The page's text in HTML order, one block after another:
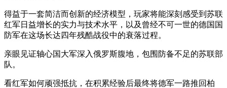
得益于一套简洁而创新的经济模型，玩家将能深刻感受到苏联
红军日益增长的实力与技术水平，以及曾经不可一世的德国国
防军在这场长达四年残酷战役中的衰落过程。
亲眼见证轴心国大军深入俄罗斯腹地，包围防备不足的苏联部
队。
看红军如何顽强抵抗，在积累经验后最终将德军一路推回柏